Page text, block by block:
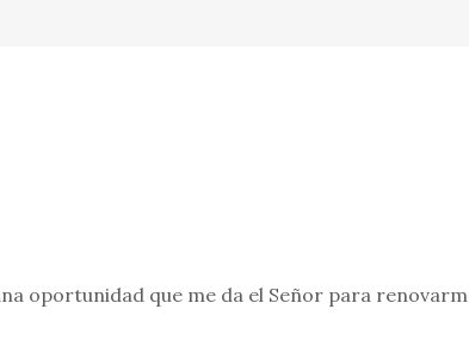
oportunidad que me da el Señor para